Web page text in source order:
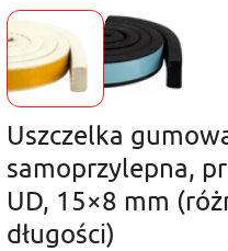
Uszczelka
samoprzylepna,
UD, 15×8 mm
długości)